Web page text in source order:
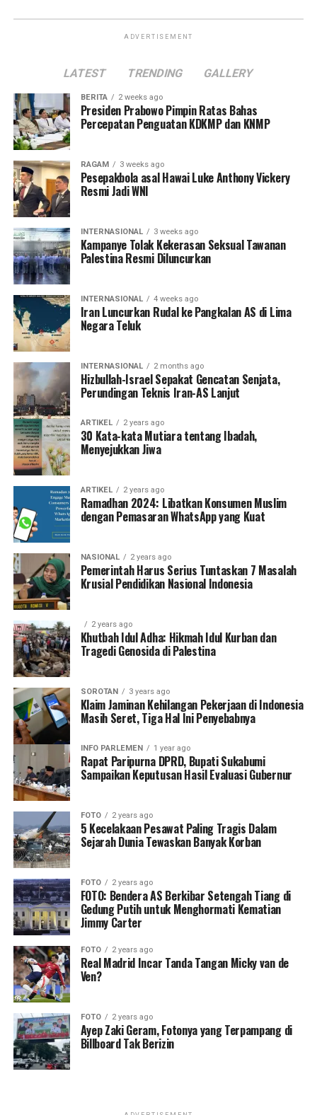
ADVERTISEMENT
LATEST TRENDING GALLERY
BERITA 2 weeks ago
Presiden Prabowo Pimpin Ratas Bahas
Percepatan Penguatan KDKMP dan KNMP
RAGAM 3 weeks ago
Pesepakbola asal Hawai Luke Anthony Vickery
Resmi Jadi WNI
INTERNASIONAL 3 weeks ago
Kampanye Tolak Kekerasan Seksual Tawanan
Palestina Resmi Diluncurkan
INTERNASIONAL 4 weeks ago
Iran Luncurkan Rudal ke Pangkalan AS di Lima
Negara Teluk
INTERNASIONAL 2 months ago
Hizbullah-Israel Sepakat Gencatan Senjata,
Perundingan Teknis Iran-AS Lanjut
ARTIKEL 2 years ago
30 Kata-kata Mutiara tentang Ibadah,
Menyejukkan Jiwa
ARTIKEL 2 years ago
Ramadhan 2024: Libatkan Konsumen Muslim
dengan Pemasaran WhatsApp yang Kuat
NASIONAL 2 years ago
Pemerintah Harus Serius Tuntaskan 7 Masalah
Krusial Pendidikan Nasional Indonesia
2 years ago
Khutbah Idul Adha: Hikmah Idul Kurban dan
Tragedi Genosida di Palestina
SOROTAN 3 years ago
Klaim Jaminan Kehilangan Pekerjaan di Indonesia
Masih Seret, Tiga Hal Ini Penyebabnya
INFO PARLEMEN 1 year ago
Rapat Paripurna DPRD, Bupati Sukabumi
Sampaikan Keputusan Hasil Evaluasi Gubernur
FOTO 2 years ago
5 Kecelakaan Pesawat Paling Tragis Dalam
Sejarah Dunia Tewaskan Banyak Korban
FOTO 2 years ago
FOTO: Bendera AS Berkibar Setengah Tiang di
Gedung Putih untuk Menghormati Kematian
Jimmy Carter
FOTO 2 years ago
Real Madrid Incar Tanda Tangan Micky van de
Ven?
FOTO 2 years ago
Ayep Zaki Geram, Fotonya yang Terpampang di
Billboard Tak Berizin